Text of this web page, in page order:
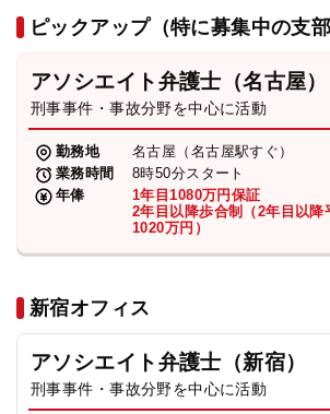
ピックアップ（特に募集中の支部
アソシエイト弁護士（名古屋）
刑事事件・事故分野を中心に活動
勤務地
名古屋（名古屋駅すぐ）
業務時間
8時50分スタート
年俸
1年目1080万円保証
2年目以降歩合制（2年目以
1020万円）
新宿オフィス
アソシエイト弁護士（新宿）
刑事事件・事故分野を中心に活動
弁護士・税理士
費用
求人採用
お知らせ